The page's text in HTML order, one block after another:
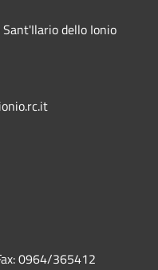
dello Ionio
0964/365412